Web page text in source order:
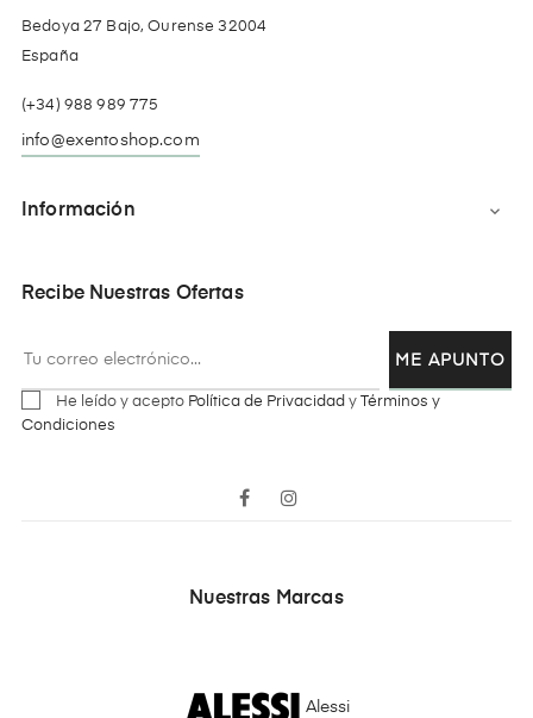
Bedoya 27 Bajo, Ourense 32004
España
(+34) 988 989 775
info@exentoshop.com
Información 
Recibe Nuestras Ofertas
ME APUNTO
He leído y acepto Política de Privacidad y
Términos y
Condiciones
Facebook
Nuestras Marcas
Alessi